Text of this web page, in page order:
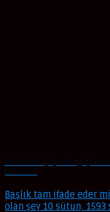
Başlık tam ifade eder
olan şey 10 sütun, 1593